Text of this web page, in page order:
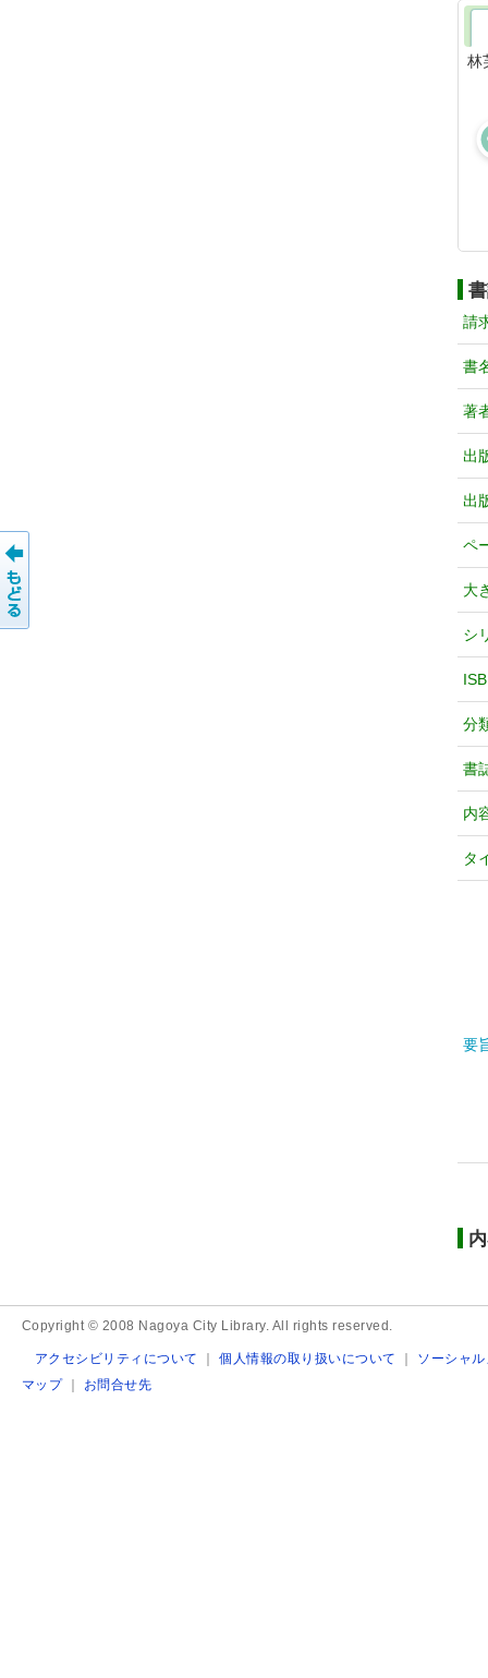
林
請
書
著
出
出
ペ
大
シ
分
書
内
タ
要
Copyright © 2008 Nagoya City Library. All rights reserved.
アクセシビリティについて ｜個人情報の取り扱いについて ｜ ソーシャ
マップ｜ お問合せ先